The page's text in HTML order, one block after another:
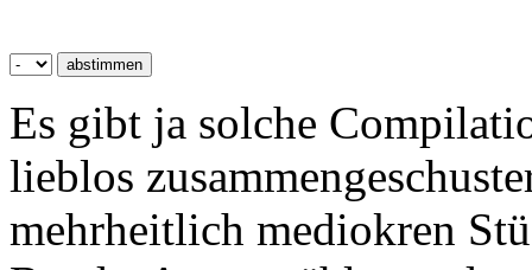
Es gibt ja solche
lieblos
mehrheitlich mediokren